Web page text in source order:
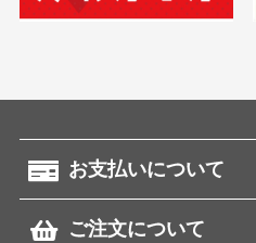
お支払いについて
ご注文について